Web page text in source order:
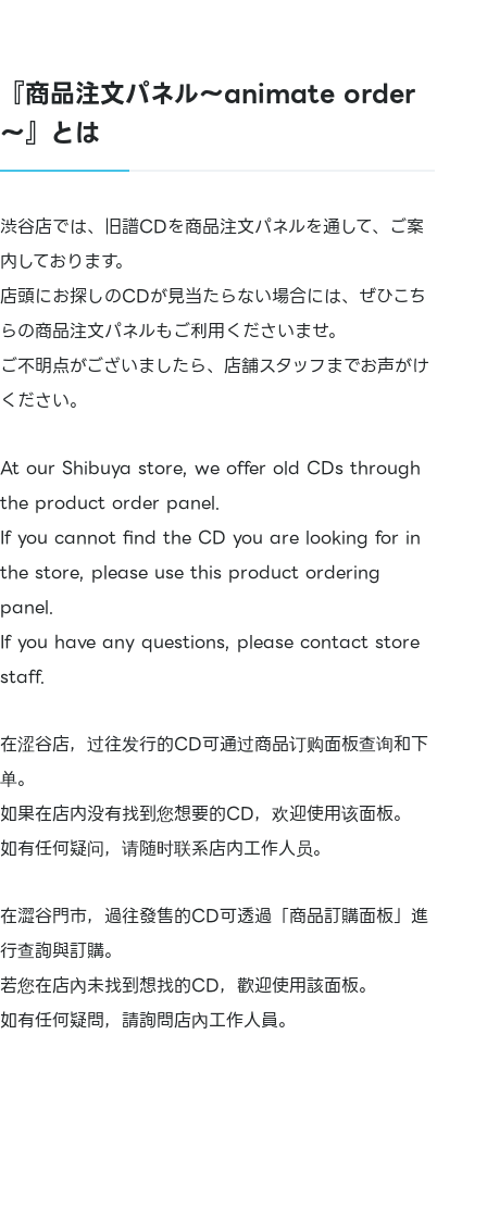
『商品注文パネル～animate order
～』とは
渋谷店では、旧譜CDを商品注文パネルを通して、ご案
内しております。
店頭にお探しのCDが見当たらない場合には、ぜひこち
らの商品注文パネルもご利用くださいませ。
ご不明点がございましたら、店舗スタッフまでお声がけ
ください。
At our Shibuya store, we offer old CDs through
the product order panel.
If you cannot find the CD you are looking for in
the store, please use this product ordering
panel.
If you have any questions, please contact store
staff.
在涩谷店，过往发行的CD可通过商品订购面板查询和下
单。
如果在店内没有找到您想要的CD，欢迎使用该面板。
如有任何疑问，请随时联系店内工作人员。
在澀谷門市，過往發售的CD可透過「商品訂購面板」進
行查詢與訂購。
若您在店內未找到想找的CD，歡迎使用該面板。
如有任何疑問，請詢問店內工作人員。